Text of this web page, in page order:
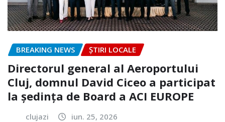
BREAKING NEWS ȘTIRI LOCALE
Directorul general al Aeroportului
Cluj, domnul David Ciceo a participat
la ședința de Board a ACI EUROPE
clujazi iun. 25, 2026